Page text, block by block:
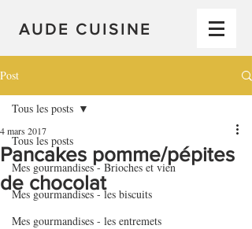
AUDE CUISINE
Post
Tous les posts
Mes gourmandises - Brioches et vien
Mes gourmandises - les biscuits
Mes gourmandises - les entremets
Tous les posts
Pancakes pomme/pépites
de chocolat
4 mars 2017